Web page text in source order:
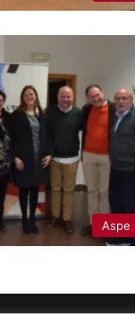
Aspe